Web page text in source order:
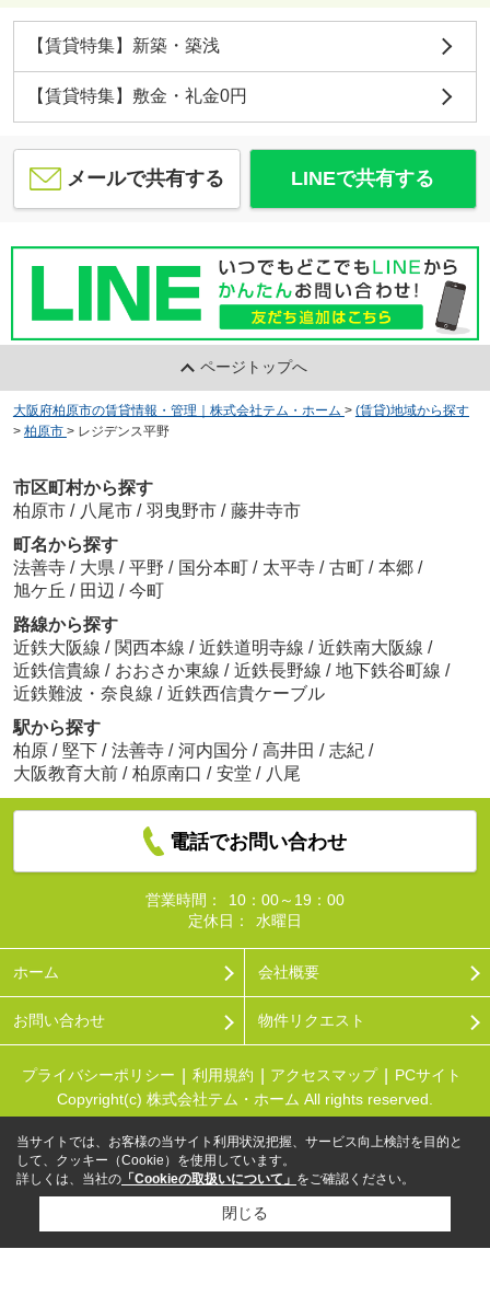
【賃貸特集】新築・築浅
【賃貸特集】敷金・礼金0円
メールで共有する LINEで共有する
ページトップへ
大阪府柏原市の賃貸情報・管理｜株式会社テム・ホーム > (賃貸)地域から探す
> 柏原市 > レジデンス平野
市区町村から探す
柏原市 / 八尾市 / 羽曳野市 / 藤井寺市
町名から探す
法善寺 / 大県 / 平野 / 国分本町 / 太平寺 / 古町 / 本郷 /
旭ケ丘 / 田辺 / 今町
路線から探す
近鉄大阪線 / 関西本線 / 近鉄道明寺線 / 近鉄南大阪線 /
近鉄信貴線 / おおさか東線 / 近鉄長野線 / 地下鉄谷町線 /
近鉄難波・奈良線 / 近鉄西信貴ケーブル
駅から探す
柏原 / 堅下 / 法善寺 / 河内国分 / 高井田 / 志紀 /
大阪教育大前 / 柏原南口 / 安堂 / 八尾
電話でお問い合わせ
営業時間：
10：00～19：00
定休日：
水曜日
ホーム 会社概要
お問い合わせ 物件リクエスト
プライバシーポリシー 利用規約 アクセスマップ
PCサイト
Copyright(c) 株式会社テム・ホーム All rights reserved.
当サイトでは、お客様の当サイト利用状況把握、サービス向上検討を目的と
して、クッキー（Cookie）を使用しています。
詳しくは、当社の 「Cookieの取扱いについて」 をご確認ください。
閉じる